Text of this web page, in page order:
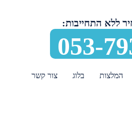
ללא התחייבות:
053-
המלצות בלוג צור קשר